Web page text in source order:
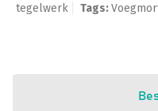
tegelwerk
Tags: